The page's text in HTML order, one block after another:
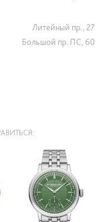
Литейный пр., 27
Большой пр. ПС, 60